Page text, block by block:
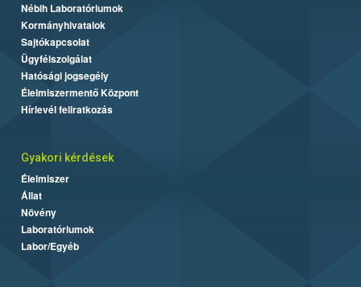
Nébih Laboratóriumok
Kormányhivatalok
Sajtókapcsolat
Ügyfélszolgálat
Hatósági jogsegély
Élelmiszermentő Központ
Hírlevél feliratkozás
Gyakori kérdések
Élelmiszer
Állat
Növény
Laboratóriumok
Labor/Egyéb